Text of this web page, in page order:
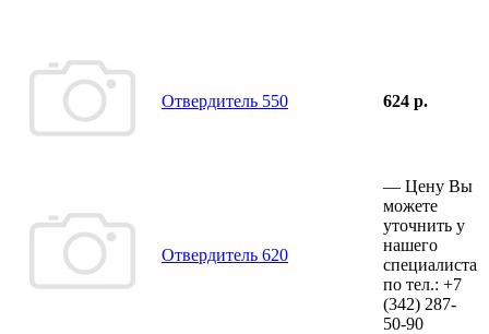
Отвердитель 550 624 р.
Отвердитель 620
— Цену Вы
можете
уточнить у
нашего
специалиста
по тел.: +7
(342) 287-
50-90